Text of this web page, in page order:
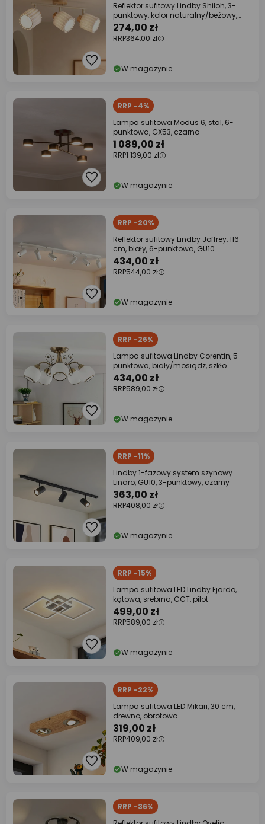
Reflektor sufitowy Lindby Shiloh, 3-
punktowy, kolor naturalny/beżowy,
drewno
274,00 zł
RRP364,00 zł
W magazynie
RRP -4%
Lampa sufitowa Modus 6, stal, 6-
punktowa, GX53, czarna
1 089,00 zł
RRP1 139,00 zł
W magazynie
RRP -20%
Reflektor sufitowy Lindby Joffrey, 116
cm, biały, 6-punktowa, GU10
434,00 zł
RRP544,00 zł
W magazynie
RRP -26%
Lampa sufitowa Lindby Corentin, 5-
punktowa, biały/mosiądz, szkło
434,00 zł
RRP589,00 zł
W magazynie
RRP -11%
Lindby 1-fazowy system szynowy
Linaro, GU10, 3-punktowy, czarny
363,00 zł
RRP408,00 zł
W magazynie
RRP -15%
Lampa sufitowa LED Lindby Fjardo,
kątowa, srebrna, CCT, pilot
499,00 zł
RRP589,00 zł
W magazynie
RRP -22%
Lampa sufitowa LED Mikari, 30 cm,
drewno, obrotowa
319,00 zł
RRP409,00 zł
W magazynie
RRP -36%